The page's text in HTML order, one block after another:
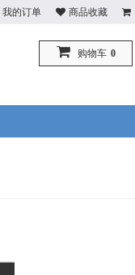
我的订单 商品收藏
购物车 0